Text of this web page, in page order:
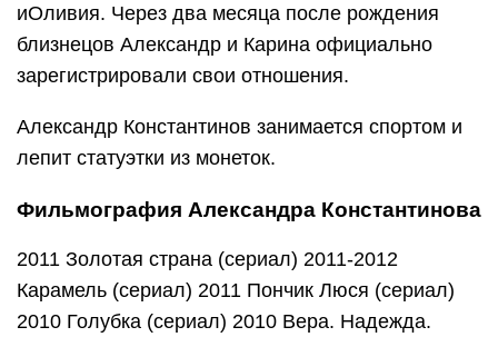
иОливия. Через два месяца после рождения
близнецов Александр и Карина официально
зарегистрировали свои отношения.
Александр Константинов занимается спортом и
лепит статуэтки из монеток.
Фильмография Александра Константинова
2011 Золотая страна (сериал) 2011-2012
Карамель (сериал) 2011 Пончик Люся (сериал)
2010 Голубка (сериал) 2010 Вера. Надежда.